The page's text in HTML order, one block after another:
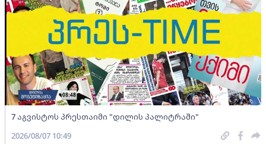
7 აგვისტოს პრესთაიმი "დილის პალიტრაში"
2026/08/07 10:49